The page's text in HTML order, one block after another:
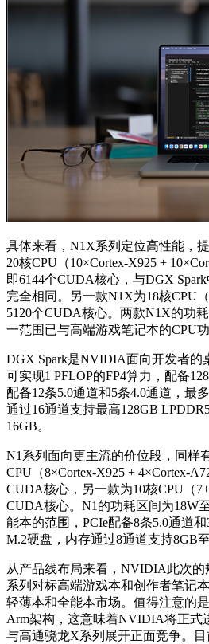
具体来看，N1X系列定位高性能，
20核CPU（10×Cortex-X925 +
即6144个CUDA核心，与DGX
完全相同。另一款N1X为18核CPU
5120个CUDA核心。两款N1X的功
一范围已与高端游戏笔记本的CPU功
DGX Spark是NVIDIA面向开发者的
可实现1 PFLOP的FP4算力，配备
配备12条5.0通道和5条4.0通道，最
通过16通道支持最高128GB
16GB。
N1系列面向更主流的价位段，同样
CPU（8×Cortex-X925 + 4×Cortex-
CUDA核心，另一款为10核CPU（
CUDA核心。N1的功耗区间为18W
能本的范围，PCIe配备8条5.0通道
M.2硬盘，内存通过8通道支持8GB
从产品线布局来看，NVIDIA此次
系列对标高端游戏本和创作者笔记
轻薄本和全能本市场。值得注意的
Arm架构，这意味着NVIDIA将正式
与高通骁龙X系列展开正面竞争。目